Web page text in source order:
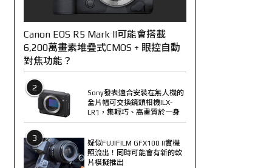
Canon EOS R5 Mark II可能會搭載
6,200萬畫素堆疊式CMOS + 眼控自動
對焦功能？
2
Sony發表適合安裝在無人機的
全片幅可交換鏡頭相機ILX-
LR1，集輕巧、高畫質於一身
3
疑似FUJIFILM GFX100 II實機
照流出！同時可能會有新的軟
片模擬推出